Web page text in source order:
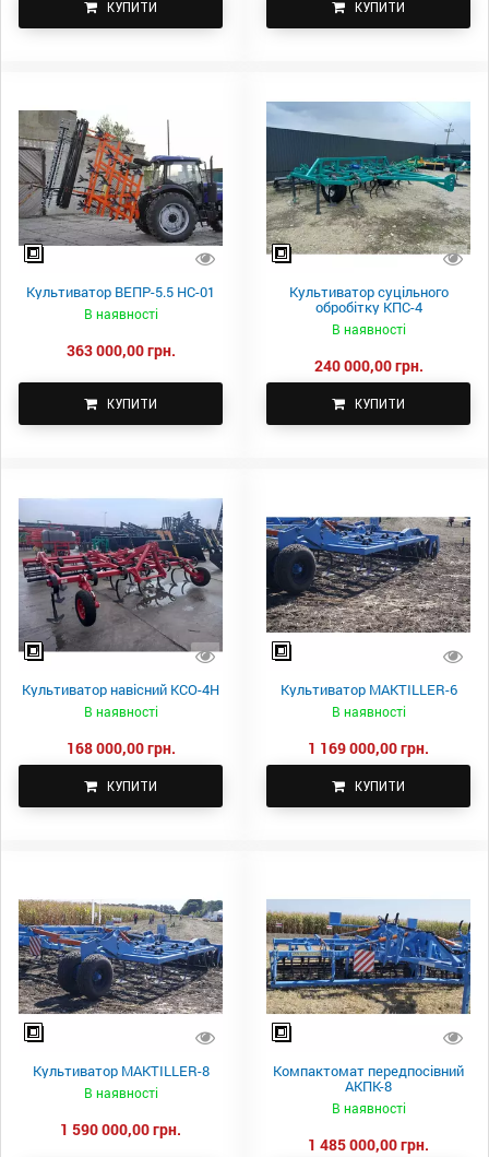
КУПИТИ КУПИТИ
Культиватор ВЕПР-5.5 НС-01
В наявності
363 000,00 грн.
КУПИТИ
Культиватор суцільного
обробітку КПС-4
В наявності
240 000,00 грн.
КУПИТИ
Культиватор навісний КСО-4Н
В наявності
168 000,00 грн.
КУПИТИ
Культиватор MAKTILLER-6
В наявності
1 169 000,00 грн.
КУПИТИ
Культиватор MAKTILLER-8
В наявності
1 590 000,00 грн.
Компактомат передпосівний
АКПК-8
В наявності
1 485 000,00 грн.